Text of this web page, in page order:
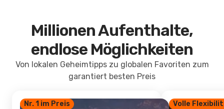
Millionen Aufenthalte,
endlose Möglichkeiten
Von lokalen Geheimtipps zu globalen Favoriten zum
garantiert besten Preis
Nr. 1 im Preis Volle